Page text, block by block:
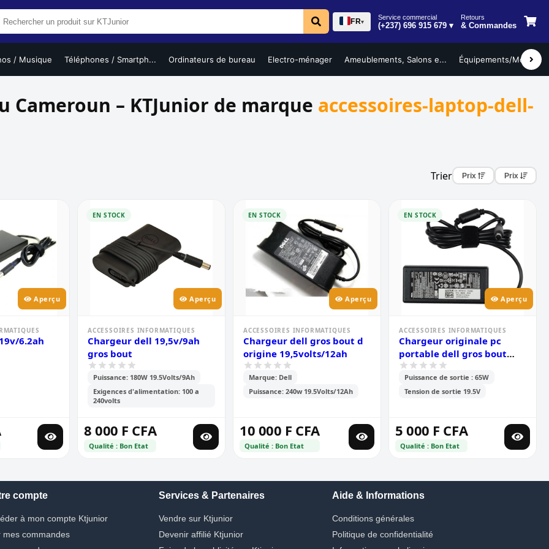
FR▾
Service commercial
(+237) 696 915 679 ▾
Retours
& Commandes
/ Musique Téléphones / Smartph... Ordinateurs de bureau Electro-ménager Ameublements, Salons e... Équipements/Mobilier
– KTJunior de marque accessoires-laptop-dell-
Trier Prix Prix
Aperçu
6.2ah
EN STOCK
Aperçu
ACCESSOIRES INFORMATIQUES
Chargeur dell 19,5v/9ah
gros bout
Puissance: 180W 19.5Volts/9Ah
Exigences d'alimentation: 100 a
240volts
8 000 F CFA
Qualité : Bon Etat
EN STOCK
Aperçu
ACCESSOIRES INFORMATIQUES
Chargeur dell gros bout d
origine 19,5volts/12ah
Marque: Dell
Puissance: 240w 19.5Volts/12Ah
10 000 F CFA
Qualité : Bon Etat
EN STOCK
Aperçu
ACCESSOIRES INFORMATIQUES
Chargeur originale pc
portable dell gros bout
19.5v 3.34 ampère
Puissance de sortie : 65W
Tension de sortie 19.5V
5 000 F CFA
Qualité : Bon Etat
compte
à mon compte Ktjunior
mes commandes
Services & Partenaires
Vendre sur Ktjunior
Devenir affilié Ktjunior
Aide & Informations
Conditions générales
Politique de confidentialité